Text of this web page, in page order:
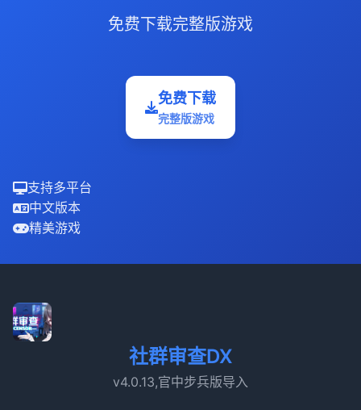
免费下载完整版游戏
免费下载
完整版游戏
支持多平台
中文版本
精美游戏
社群审查DX
v4.0.13,官中步兵版导入